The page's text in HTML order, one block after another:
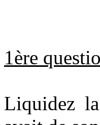
1ère
Liquidez